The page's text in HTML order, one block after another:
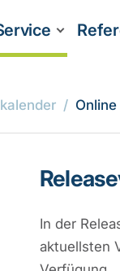
In der
aktuellsten